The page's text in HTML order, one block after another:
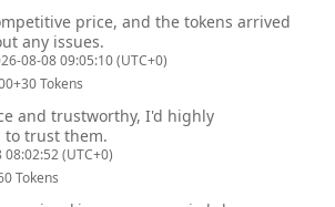
price, and the tokens arrived
any issues.
08-08 09:05:10 (UTC+0)
Tokens
and trustworthy, I'd highly
to trust them.
(UTC+0)
Tokens